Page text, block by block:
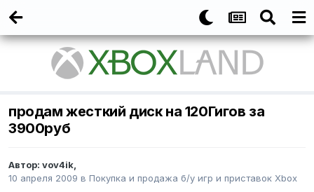
продам жесткий диск на 120Гигов за
3900руб
Автор: vov4ik,
10 апреля 2009 в Покупка и продажа б/у игр и приставок Xbox